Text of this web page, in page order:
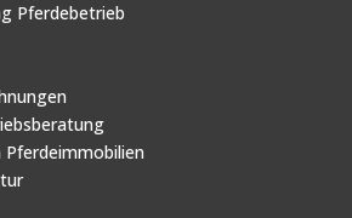
Pferdebetrieb